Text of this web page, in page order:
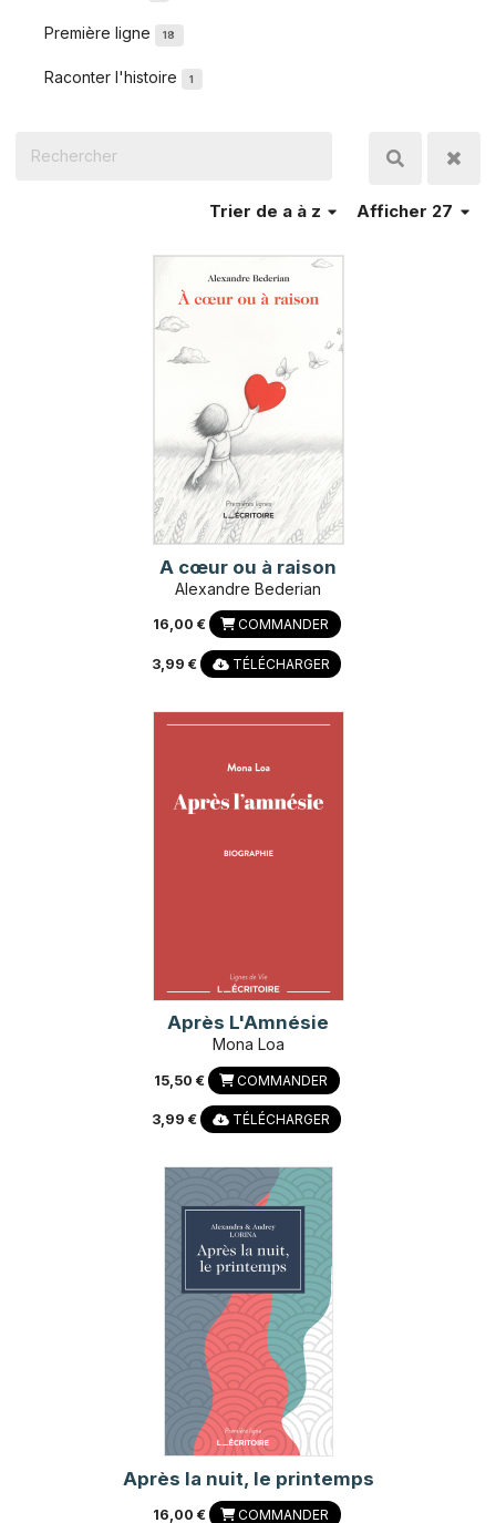
Première ligne 18
Raconter l'histoire 1
Afficher 27
Trier de a à z
A cœur ou à raison
Alexandre Bederian
16,00 € COMMANDER
3,99 € TÉLÉCHARGER
Après L'Amnésie
Mona Loa
15,50 € COMMANDER
3,99 € TÉLÉCHARGER
Après la nuit, le printemps
16,00 € COMMANDER